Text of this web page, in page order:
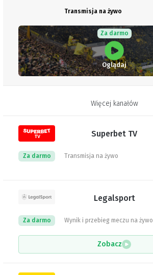
Transmisja na żywo
Za darmo
Oglądaj
Więcej kanałów
Superbet TV
Transmisja na żywo
Za darmo
Legalsport
Wynik i przebieg meczu na żywo
Za darmo
Zobacz